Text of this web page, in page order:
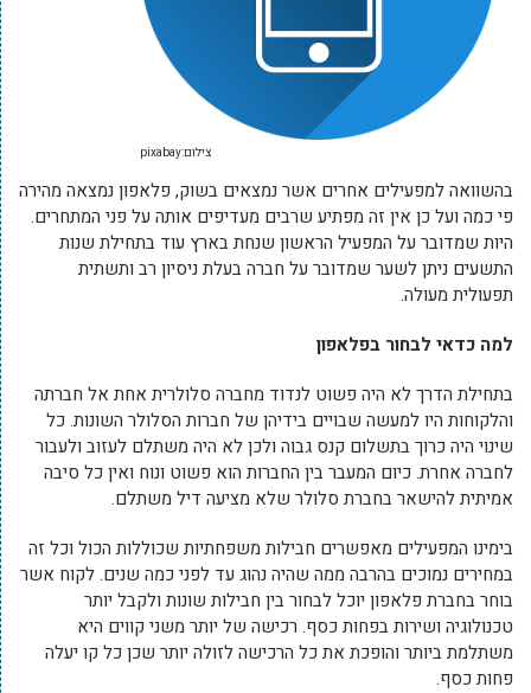
צילום:pixabay
בהשוואה למפעילים אחרים אשר נמצאים בשוק, פלאפון נמצאה מהירה
פי כמה ועל כן אין זה מפתיע שרבים מעדיפים אותה על פני המתחרים.
היות שמדובר על המפעיל הראשון שנחת בארץ עוד בתחילת שנות
התשעים ניתן לשער שמדובר על חברה בעלת ניסיון רב ותשתית
תפעולית מעולה.
למה כדאי לבחור בפלאפון
בתחילת הדרך לא היה פשוט לנדוד מחברה סלולרית אחת אל חברתה
והלקוחות היו למעשה שבויים בידיהן של חברות הסלולר השונות. כל
שינוי היה כרוך בתשלום קנס גבוה ולכן לא היה משתלם לעזוב ולעבור
לחברה אחרת. כיום המעבר בין החברות הוא פשוט ונוח ואין כל סיבה
אמיתית להישאר בחברת סלולר שלא מציעה דיל משתלם.
בימינו המפעילים מאפשרים חבילות משפחתיות שכוללות הכול וכל זה
במחירים נמוכים בהרבה ממה שהיה נהוג עד לפני כמה שנים. לקוח אשר
בוחר בחברת פלאפון יוכל לבחור בין חבילות שונות ולקבל יותר
טכנולוגיה ושירות בפחות כסף. רכישה של יותר משני קווים היא
משתלמת ביותר והופכת את כל הרכישה לזולה יותר שכן כל קו יעלה
פחות כסף.